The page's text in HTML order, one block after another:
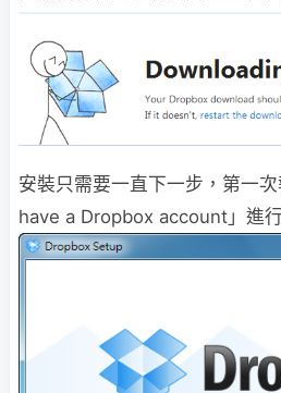
安裝只需要一直下一步，第一
have a Dropbox account」進